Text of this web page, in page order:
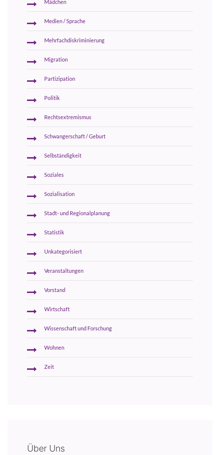
Mädchen
Medien / Sprache
Mehrfachdiskriminierung
Migration
Partizipation
Politik
Rechtsextremismus
Schwangerschaft / Geburt
Selbständigkeit
Soziales
Sozialisation
Stadt- und Regionalplanung
Statistik
Unkategorisiert
Veranstaltungen
Vorstand
Wirtschaft
Wissenschaft und Forschung
Wohnen
Zeit
Über Uns